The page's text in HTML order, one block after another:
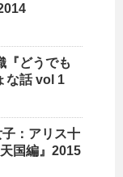
『どうでも
な話 vol 1
：アリス十
国編』2015